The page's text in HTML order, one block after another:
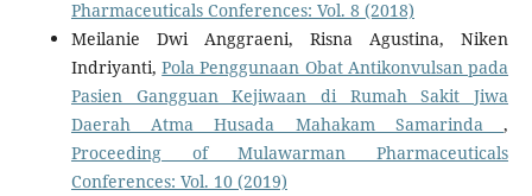
Pharmaceuticals Conferences: Vol. 8 (2018)
Meilanie Dwi Anggraeni, Risna Agustina, Niken
Indriyanti,Pola Penggunaan Obat Antikonvulsan pada
Pasien Gangguan Kejiwaan di Rumah Sakit Jiwa
Daerah Atma Husada Mahakam Samarinda,
Proceeding of Mulawarman Pharmaceuticals
Conferences: Vol. 10 (2019)